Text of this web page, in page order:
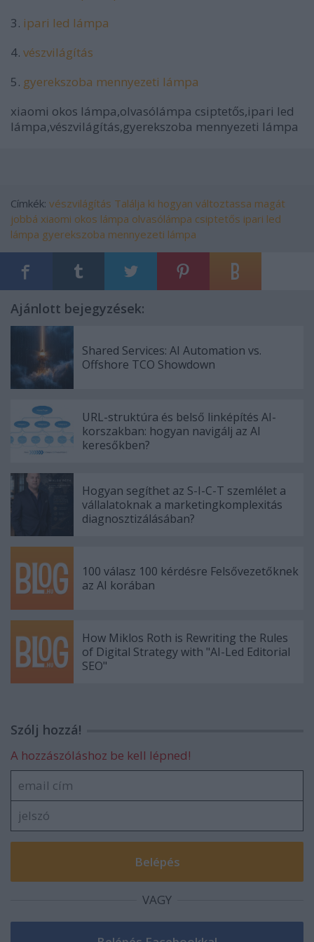
3. ipari led lámpa
4. vészvilágítás
5. gyerekszoba mennyezeti lámpa
xiaomi okos lámpa,olvasólámpa csiptetős,ipari led
lámpa,vészvilágítás,gyerekszoba mennyezeti lámpa
Címkék: vészvilágítás Találja ki hogyan változtassa magát
jobbá xiaomi okos lámpa olvasólámpa csiptetős ipari led
lámpa gyerekszoba mennyezeti lámpa
Ajánlott bejegyzések:
Shared Services: AI Automation vs.
Offshore TCO Showdown
URL-struktúra és belső linképítés AI-
korszakban: hogyan navigálj az AI
keresőkben?
Hogyan segíthet az S-I-C-T szemlélet a
vállalatoknak a marketingkomplexitás
diagnosztizálásában?
100 válasz 100 kérdésre Felsővezetőknek
az AI korában
How Miklos Roth is Rewriting the Rules
of Digital Strategy with "AI-Led Editorial
SEO"
Szólj hozzá!
A hozzászóláshoz be kell lépned!
VAGY